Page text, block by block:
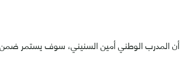
المدرب الوطني أمين السنيني، سوف يستمر ضمن